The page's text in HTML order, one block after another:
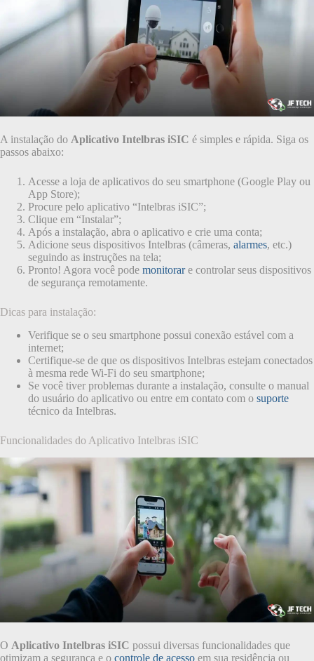
A instalação do Aplicativo Intelbras iSIC é simples e rápida. Siga os
passos abaixo:
Acesse a loja de aplicativos do seu smartphone (Google Play ou
App Store);
Procure pelo aplicativo “Intelbras iSIC”;
Clique em “Instalar”;
Após a instalação, abra o aplicativo e crie uma conta;
Adicione seus dispositivos Intelbras (câmeras, alarmes, etc.)
seguindo as instruções na tela;
Pronto! Agora você pode monitorare controlar seus dispositivos
de segurança remotamente.
Dicas para instalação:
Verifique se o seu smartphone possui conexão estável com a
internet;
Certifique-se de que os dispositivos Intelbras estejam conectados
à mesma rede Wi-Fi do seu smartphone;
Se você tiver problemas durante a instalação, consulte o manual
do usuário do aplicativo ou entre em contato com o suporte
técnico da Intelbras.
Funcionalidades do Aplicativo Intelbras iSIC
O Aplicativo Intelbras iSIC possui diversas funcionalidades que
otimizam a segurança e o controle de acesso em sua residência ou